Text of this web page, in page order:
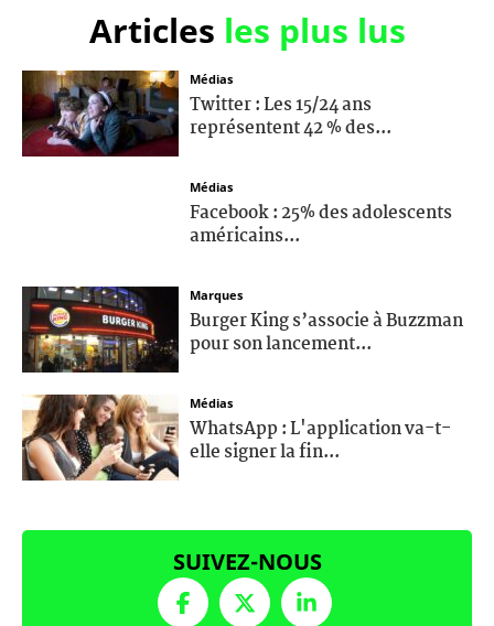
Articles les plus lus
Médias
Twitter : Les 15/24 ans
représentent 42 % des...
Médias
Facebook : 25% des adolescents
américains...
Marques
Burger King s’associe à Buzzman
pour son lancement...
Médias
WhatsApp : L'application va-t-
elle signer la fin...
SUIVEZ-NOUS